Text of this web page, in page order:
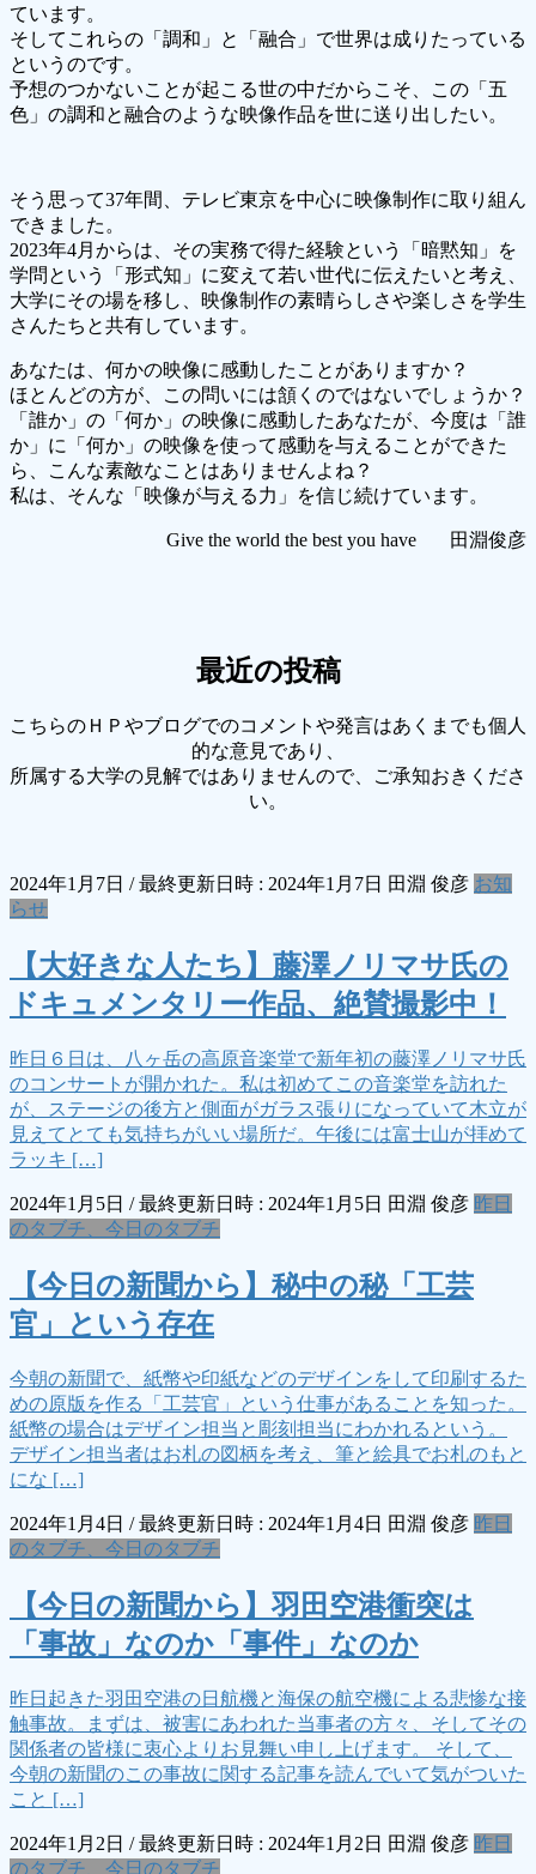
ています。
そしてこれらの「調和」と「融合」で世界は成りたっている
というのです。
予想のつかないことが起こる世の中だからこそ、この「五
色」の調和と融合のような映像作品を世に送り出したい。
そう思って37年間、テレビ東京を中心に映像制作に取り組ん
できました。
2023年4月からは、その実務で得た経験という「暗黙知」を
学問という「形式知」に変えて若い世代に伝えたいと考え、
大学にその場を移し、映像制作の素晴らしさや楽しさを学生
さんたちと共有しています。
あなたは、何かの映像に感動したことがありますか？
ほとんどの方が、この問いには頷くのではないでしょうか？
「誰か」の「何か」の映像に感動したあなたが、今度は「誰
か」に「何か」の映像を使って感動を与えることができた
ら、こんな素敵なことはありませんよね？
私は、そんな「映像が与える力」を信じ続けています。
Give the world the best you have 田淵俊彦
最近の投稿
こちらのＨＰやブログでのコメントや発言はあくまでも個人
的な意見であり、
所属する大学の見解ではありませんので、ご承知おきくださ
い。
2024年1月7日 / 最終更新日時 : 2024年1月7日 田淵 俊彦 お知
らせ
【大好きな人たち】藤澤ノリマサ氏の
ドキュメンタリー作品、絶賛撮影中！
昨日６日は、八ヶ岳の高原音楽堂で新年初の藤澤ノリマサ氏
のコンサートが開かれた。私は初めてこの音楽堂を訪れた
が、ステージの後方と側面がガラス張りになっていて木立が
見えてとても気持ちがいい場所だ。午後には富士山が拝めて
ラッキ […]
2024年1月5日 / 最終更新日時 : 2024年1月5日 田淵 俊彦 昨日
のタブチ、今日のタブチ
【今日の新聞から】秘中の秘「工芸
官」という存在
今朝の新聞で、紙幣や印紙などのデザインをして印刷するた
めの原版を作る「工芸官」という仕事があることを知った。
紙幣の場合はデザイン担当と彫刻担当にわかれるという。
デザイン担当者はお札の図柄を考え、筆と絵具でお札のもと
にな […]
2024年1月4日 / 最終更新日時 : 2024年1月4日 田淵 俊彦 昨日
のタブチ、今日のタブチ
【今日の新聞から】羽田空港衝突は
「事故」なのか「事件」なのか
昨日起きた羽田空港の日航機と海保の航空機による悲惨な接
触事故。まずは、被害にあわれた当事者の方々、そしてその
関係者の皆様に衷心よりお見舞い申し上げます。 そして、
今朝の新聞のこの事故に関する記事を読んでいて気がついた
こと […]
2024年1月2日 / 最終更新日時 : 2024年1月2日 田淵 俊彦 昨日
のタブチ、今日のタブチ